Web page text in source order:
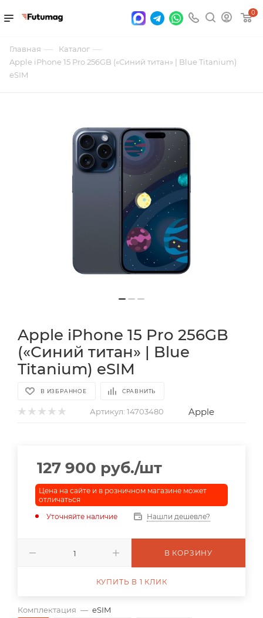
0
Главная — Каталог —
Apple iPhone 15 Pro 256GB («Синий титан» | Blue Titanium)
eSIM
Apple iPhone 15 Pro 256GB
(«Синий титан» | Blue
Titanium) eSIM
В ИЗБРАННОЕ СРАВНИТЬ
Артикул: 14703480 Apple
Комплектация — eSIM
127 900 руб./шт
Цена на сайте и в розничном магазине может
отличаться
Уточняйте наличие
Нашли дешевле?
В КОРЗИНУ
КУПИТЬ В 1 КЛИК